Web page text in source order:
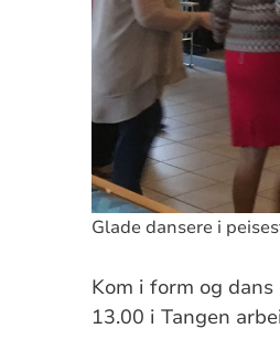
Glade dansere i
Kom i form og
13.00 i Tangen